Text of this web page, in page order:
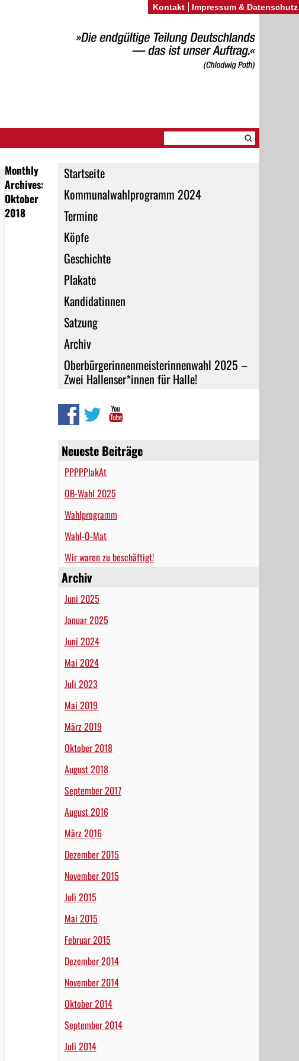
Startseite
Kommunalwahlprogramm 2024
Termine
Köpfe
Geschichte
Plakate
Kandidatinnen
Satzung
Archiv
Oberbürgerinnenmeisterinnenwahl 2025 –
Zwei Hallenser*innen für Halle!
Neueste Beiträge
PPPPPlakAt
OB-Wahl 2025
Wahlprogramm
Wahl-O-Mat
Wir waren zu beschäftigt!
Archiv
Juni 2025
Januar 2025
Juni 2024
Mai 2024
Juli 2023
Mai 2019
März 2019
Oktober 2018
August 2018
September 2017
August 2016
März 2016
Dezember 2015
November 2015
Juli 2015
Mai 2015
Februar 2015
Dezember 2014
November 2014
Oktober 2014
September 2014
Juli 2014
Monthly
Archives:
Oktober
2018
Kontakt Impressum & Datenschutz